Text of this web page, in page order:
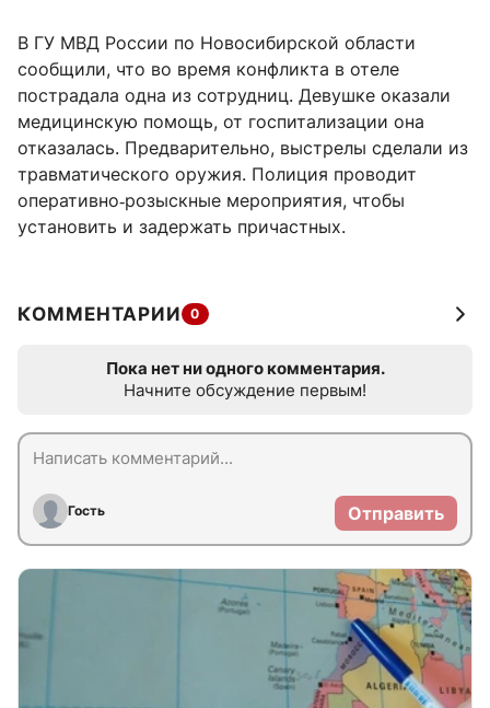
В ГУ МВД России по Новосибирской области
сообщили, что во время конфликта в отеле
пострадала одна из сотрудниц. Девушке оказали
медицинскую помощь, от госпитализации она
отказалась. Предварительно, выстрелы сделали из
травматического оружия. Полиция проводит
оперативно‑розыскные мероприятия, чтобы
установить и задержать причастных.
КОММЕНТАРИИ 0
Пока нет ни одного комментария.
Начните обсуждение первым!
Гость Отправить